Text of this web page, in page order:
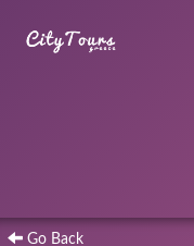
Go Back